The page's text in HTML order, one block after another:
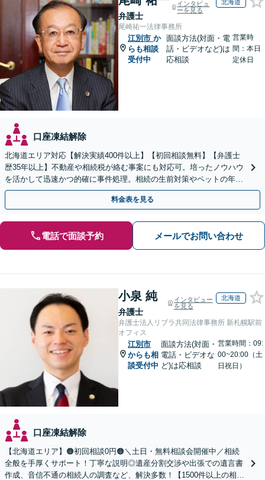
弁護士
インタビュ
ーを見る
北海道
尾崎祐一法律事務所
江別市 か
らも相談
受付中
面談方法(対面・電
話・ビデオなど)は
応相談
営業時
間：本日
定休日
口座凍結解除
北海道エリア対応【解決実績400件以上】【初回相談無料】【弁護士
歴35年以上】不動産や相続税が絡む事案にも対応可。培ったノウハウ
を活かして迅速かつ的確に事件処理。相続の生前対策やペットの年金
システムもお任せ【完全個室】【自衛隊前駅8分】
料金表を見る
電話で面談予約 メールでお問い合わせ
小泉 純
弁護士
インタビュー
を見る
北海道
弁護士法人リブラ共同法律事務所 新札幌駅前
オフィス
江別市
からも相
談受付中
面談方法(対面・
電話・ビデオな
ど)は応相談
営業時間：09:
00~20:00（土
日祝日）
口座凍結解除
【北海道エリア】🟠初回相談0円🟠＼土日・無料相談会開催中／相続
全般を手厚くサポート！丁寧な説明◎遺産分割交渉や出張での遺言書
作成、音信不通の相続人の調査など、解決多数！【1500件以上の相談